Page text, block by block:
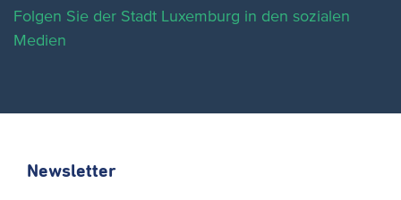
Folgen Sie der Stadt Luxemburg in den sozialen
Medien
Newsletter